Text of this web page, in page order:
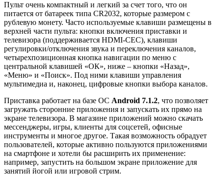
Пульт очень компактный и легкий за счет того, что он
питается от батареек типа CR2032, которые размером с
рублевую монету. Часто используемые клавиши размещены в
верхней части пульта: кнопки включения приставки и
телевизора (поддерживается HDMI-CEC), клавиши
регулировки/отключения звука и переключения каналов,
четырехпозиционная кнопка навигации по меню с
центральной клавишей «ОК», ниже – кнопки «Назад»,
«Меню» и «Поиск». Под ними клавиши управления
мультимедиа и, наконец, цифровые кнопки выбора каналов.
Приставка работает на базе ОС Android 7.1.2, что позволяет
загружать сторонние приложения и запускать их прямо на
экране телевизора. В магазине приложений можно скачать
мессенджеры, игры, клиенты для соцсетей, офисные
инструменты и многое другое. Такая возможность обрадует
пользователей, которые активно пользуются приложениями
на смартфоне и хотели бы расширить их применение:
например, запустить на большом экране приложение для
занятий йогой или игровой стрим.